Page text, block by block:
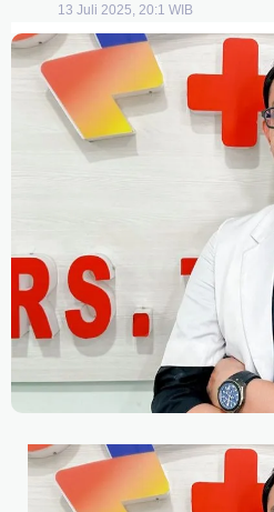
13 Juli 2025, 20:1 WIB